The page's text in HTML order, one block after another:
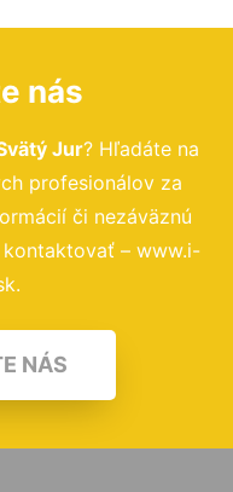
nás
Jur? Hľadáte na
profesionálov za
či nezáväznú
– www.i-
NÁS